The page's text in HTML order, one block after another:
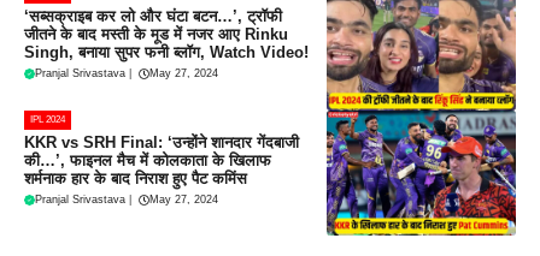
‘सब्सक्राइब कर लो और घंटा बटन…’, ट्रॉफी
जीतने के बाद मस्ती के मूड में नजर आए Rinku
Singh, बनाया सुपर फनी ब्लॉग, Watch Video!
Pranjal Srivastava May 27, 2024
IPL 2024
KKR vs SRH Final: ‘उन्होंने शानदार गेंदबाजी
की…’, फाइनल मैच में कोलकाता के खिलाफ
शर्मनाक हार के बाद निराश हुए पैट कमिंस
Pranjal Srivastava May 27, 2024